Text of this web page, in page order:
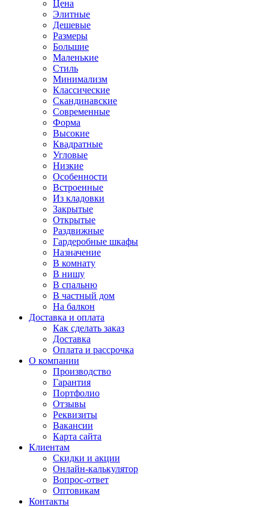
Цена
Элитные
Дешевые
Размеры
Большие
Маленькие
Стиль
Минимализм
Классические
Скандинавские
Современные
Форма
Высокие
Квадратные
Угловые
Низкие
Особенности
Встроенные
Из кладовки
Закрытые
Открытые
Раздвижные
Гардеробные шкафы
Назначение
В комнату
В нишу
В спальню
В частный дом
На балкон
Доставка и оплата
Как сделать заказ
Доставка
Оплата и рассрочка
О компании
Производство
Гарантия
Портфолио
Отзывы
Реквизиты
Вакансии
Карта сайта
Клиентам
Скидки и акции
Онлайн-калькулятор
Вопрос-ответ
Оптовикам
Контакты